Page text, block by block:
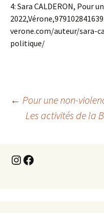
4: Sara CALDERON, Pour
verone.com/auteur/sara-
politique/
articles
← Pour une non-
Les activités de la
Instagram
Facebook